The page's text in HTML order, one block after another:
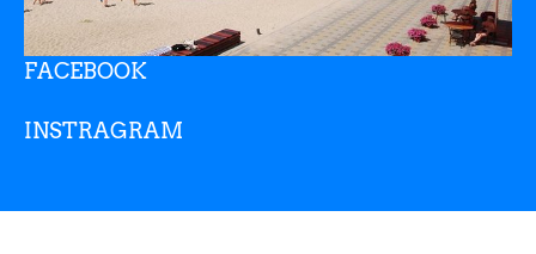
FACEBOOK
INSTRAGRAM